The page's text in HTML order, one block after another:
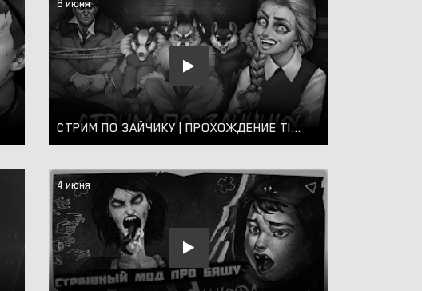
8 июня
СТРИМ ПО ЗАЙЧИКУ | ПРОХОЖДЕНИЕ TINY BUNNY В ПРЯМОМ ЭФИРЕ #5
4 июня